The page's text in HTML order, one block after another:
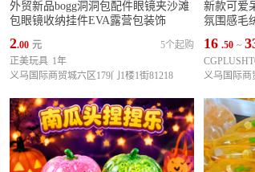
外贸新品bogg洞洞包配件眼镜夹沙滩
包眼镜收纳挂件EVA露营包装饰
2.00 元
5个起购
正美玩具 1年
义乌国际商贸城六区179门1楼1街81218
新款可爱
氛围感毛
16 .50 ~
义乌国际商